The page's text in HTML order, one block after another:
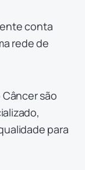
conta
rede de
são
para